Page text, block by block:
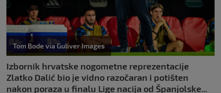
Tom Bode via Guliver Images
Izbornik hrvatske nogometne reprezentacije
Zlatko Dalić bio je vidno razočaran i potišten
nakon poraza u finalu Lige nacija od Španjolske...